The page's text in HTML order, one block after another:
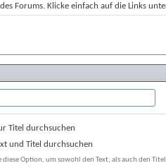
Forums. Klicke einfach auf die Links
Titel durchsuchen
und Titel durchsuchen
diese Option, um sowohl den Text, als auch den